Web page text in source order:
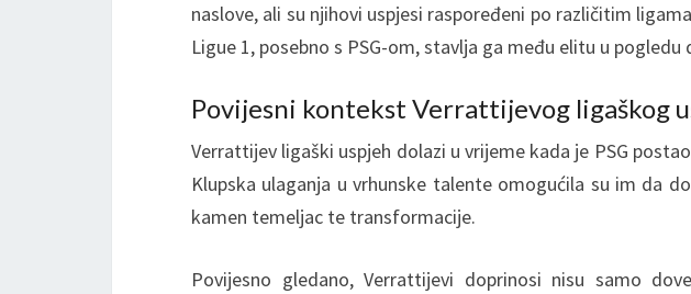
naslove, ali su njihovi uspjesi raspoređeni po različitim
Ligue 1, posebno s PSG-om, stavlja ga među elitu u
Povijesni kontekst Verrattijevog ligaškog
Verrattijev ligaški uspjeh dolazi u vrijeme kada je PSG
Klupska ulaganja u vrhunske talente omogućila su im da
kamen temeljac te transformacije.
Povijesno gledano, Verrattijevi doprinosi nisu samo